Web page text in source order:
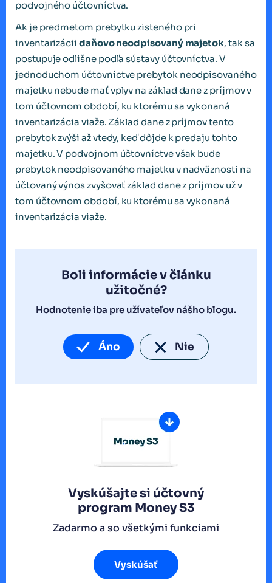
podvojného účtovníctva.
Ak je predmetom prebytku zisteného pri
inventarizácii daňovo neodpisovaný majetok, tak sa
postupuje odlišne podľa sústavy účtovníctva. V
jednoduchom účtovníctve prebytok neodpisovaného
majetku nebude mať vplyv na základ dane z príjmov v
tom účtovnom období, ku ktorému sa vykonaná
inventarizácia viaže. Základ dane z príjmov tento
prebytok zvýši až vtedy, keď dôjde k predaju tohto
majetku. V podvojnom účtovníctve však bude
prebytok neodpisovaného majetku v nadväznosti na
účtovaný výnos zvyšovať základ dane z príjmov už v
tom účtovnom období, ku ktorému sa vykonaná
inventarizácia viaže.
Boli informácie v článku
užitočné?
Hodnotenie iba pre užívateľov nášho blogu.
Áno Nie
Vyskúšajte si účtovný
program Money S3
Zadarmo a so všetkými funkciami
Vyskúšať